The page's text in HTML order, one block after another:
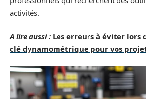
activités.
A lire aussi : Les erreurs à éviter lors
clé dynamométrique pour vos